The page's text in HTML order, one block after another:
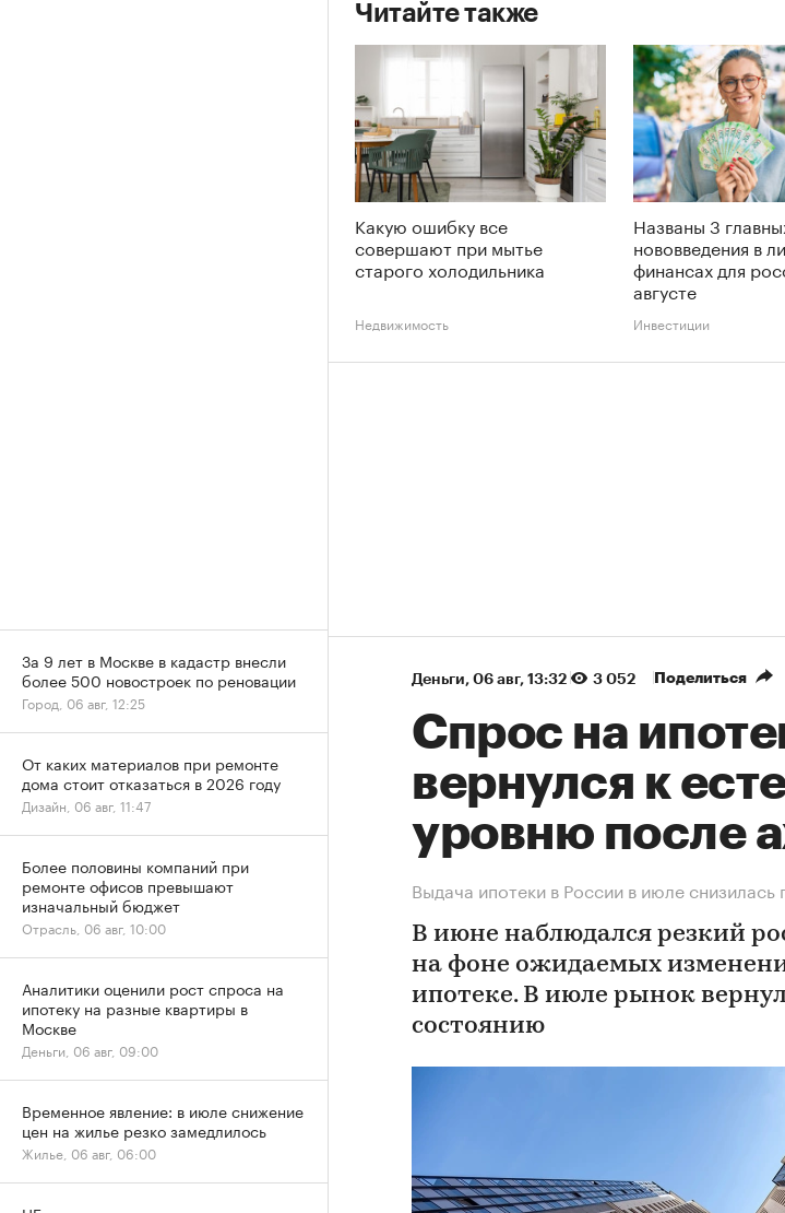
Читайте также
Какую ошибку все
совершают при мытье
старого холодильника
Недвижимость
Названы 3
нововведения в
финансах для
августе
Инвестиции
Деньги⁠, 06 авг, 13:32 3 052 Поделиться
Спрос на
вернулся к
уровню после
Выдача ипотеки в России в июле
В июне наблюдался резкий
на фоне ожидаемых
ипотеке. В июле рынок
состоянию
За 9 лет в Москве в кадастр внесли
более 500 новостроек по реновации
Город, 06 авг, 12:25
От каких материалов при ремонте
дома стоит отказаться в 2026 году
Дизайн, 06 авг, 11:47
Более половины компаний при
ремонте офисов превышают
изначальный бюджет
Отрасль, 06 авг, 10:00
Аналитики оценили рост спроса на
ипотеку на разные квартиры в
Москве
Деньги, 06 авг, 09:00
Временное явление: в июле снижение
цен на жилье резко замедлилось
Жилье, 06 авг, 06:00